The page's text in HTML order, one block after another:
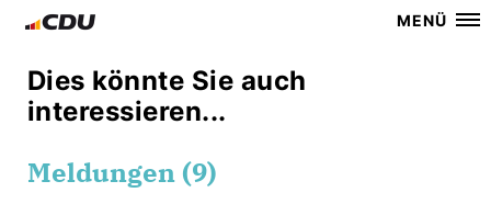
MENÜ
Dies könnte Sie auch
interessieren...
Meldungen (9)